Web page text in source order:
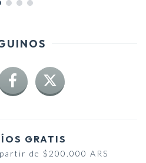
GRATIS
de $200.000 ARS